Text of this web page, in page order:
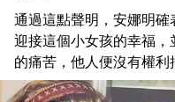
通過這點聲明，安娜明
迎接這個小女孩的幸福
的痛苦，他人便沒有權利